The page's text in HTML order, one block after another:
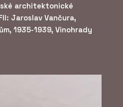
architektonické
Jaroslav Vančura,
1935-1939, Vinohrady